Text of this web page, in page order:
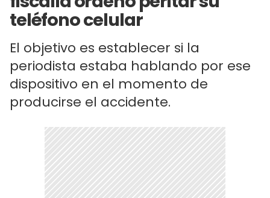
teléfono celular
El objetivo es establecer si la
periodista estaba hablando por ese
dispositivo en el momento de
producirse el accidente.